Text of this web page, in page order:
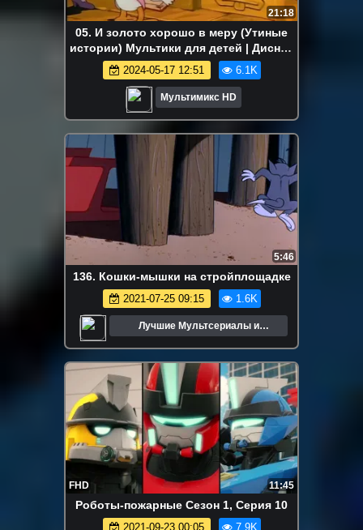
21:18
05. И золото хорошо в меру (Утиные
истории) Мультики для детей | Дисней
Disney | Сериалы Netflix
2024-05-17 12:51 6.1K
Мультимикс HD
5:46
136. Кошки-мышки на стройплощадке
2021-07-25 09:15 1.6K
Лучшие Мультсериалы и
FHD 11:45
Роботы-пожарные Сезон 1, Серия 10
2021-09-23 00:05 7.9K